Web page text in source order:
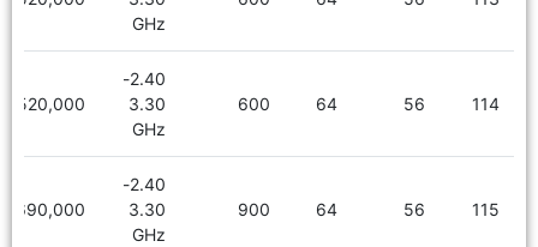
GHz
114
56
64
600
2.40-
3.30
GHz
5,520,000
115
56
64
900
2.40-
3.30
GHz
5,690,000